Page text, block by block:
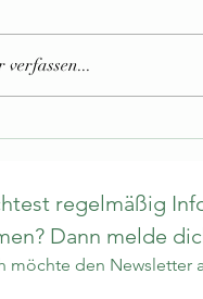
Suppe mit
verfassen...
regelmäßig
Dann melde
möchte den Newsletter